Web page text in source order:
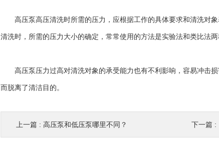
高压泵高压清洗时所需的压力，应根据工作的具体要求和清洗对象
清洗时，所需的压力大小的确定，常常使用的方法是实验法和类比法两
高压泵压力过高对清洗对象的承受能力也有不利影响，容易冲击损
而脱离了清洁目的。
上一篇 : 高压泵和低压泵哪里不同？ 下一篇 :